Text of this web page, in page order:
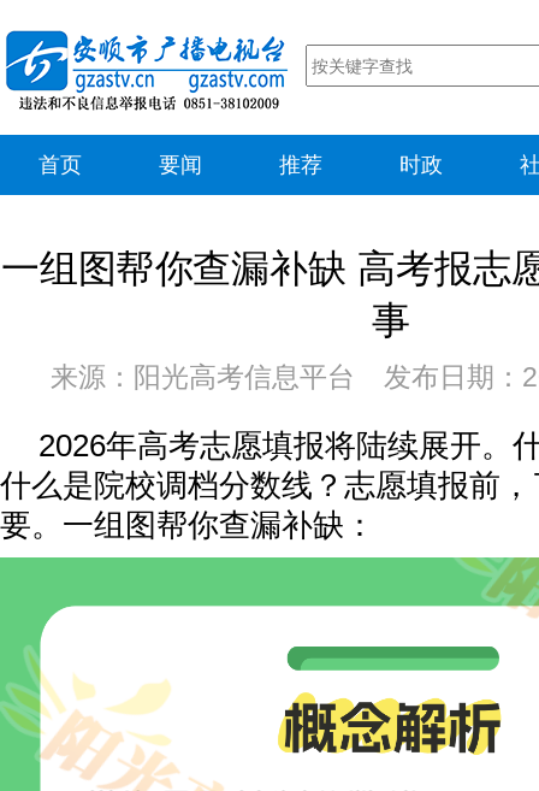
首页 要闻 推荐 时政
一组图帮你查漏补缺 高考报志
事
来源：阳光高考信息平台 发布日期：
2026年高考志愿填报将陆续展开。
什么是院校调档分数线？志愿填报前
要。一组图帮你查漏补缺：